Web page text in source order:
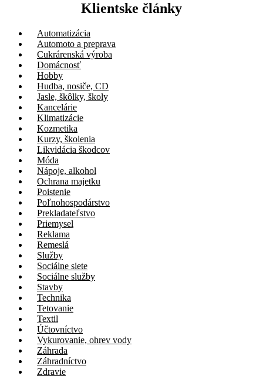
Klientske články
Automatizácia
Automoto a preprava
Cukrárenská výroba
Domácnosť
Hobby
Hudba, nosiče, CD
Jasle, škôlky, školy
Kancelárie
Klimatizácie
Kozmetika
Kurzy, školenia
Likvidácia škodcov
Móda
Nápoje, alkohol
Ochrana majetku
Poistenie
Poľnohospodárstvo
Prekladateľstvo
Priemysel
Reklama
Remeslá
Služby
Sociálne siete
Sociálne služby
Stavby
Technika
Tetovanie
Textil
Účtovníctvo
Vykurovanie, ohrev vody
Záhrada
Záhradníctvo
Zdravie